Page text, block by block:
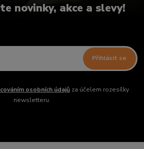
novinky, akce a slevy!
Přihlásit se
osobních údajůza účelem rozesílky
newsletteru.